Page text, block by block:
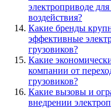
электроприводе
воздействия?
Какие бренды
эффективные
грузовиков?
Какие
компании от
грузовиков?
Какие вызовы и
внедрении